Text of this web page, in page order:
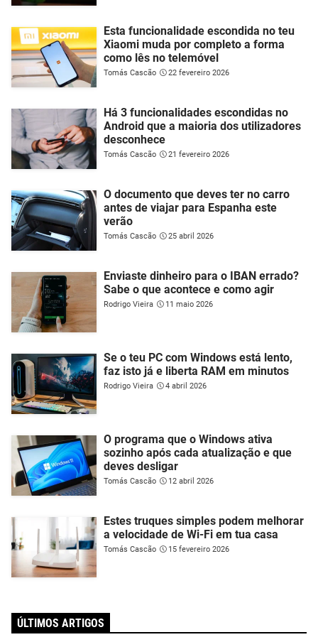
Esta funcionalidade escondida no teu
Xiaomi muda por completo a forma
como lês no telemóvel
Tomás Cascão 22 fevereiro 2026
Há 3 funcionalidades escondidas no
Android que a maioria dos utilizadores
desconhece
Tomás Cascão 21 fevereiro 2026
O documento que deves ter no carro
antes de viajar para Espanha este
verão
Tomás Cascão 25 abril 2026
Enviaste dinheiro para o IBAN errado?
Sabe o que acontece e como agir
Rodrigo Vieira 11 maio 2026
Se o teu PC com Windows está lento,
faz isto já e liberta RAM em minutos
Rodrigo Vieira 4 abril 2026
O programa que o Windows ativa
sozinho após cada atualização e que
deves desligar
Tomás Cascão 12 abril 2026
Estes truques simples podem melhorar
a velocidade de Wi-Fi em tua casa
Tomás Cascão 15 fevereiro 2026
ÚLTIMOS ARTIGOS